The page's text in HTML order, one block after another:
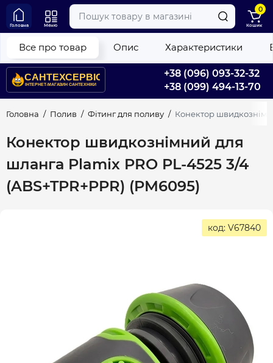
+38 (096) 093-32-32
+38 (099) 494-13-70
Головна Меню
0
Кошик
Головна Полив Фітинг для поливу Конектор
Конектор швидкознімний для
шланга Plamix PRO PL-4525 3/4
(ABS+TPR+PPR) (PM6095)
Все про товар Опис Характеристики
код: V67840